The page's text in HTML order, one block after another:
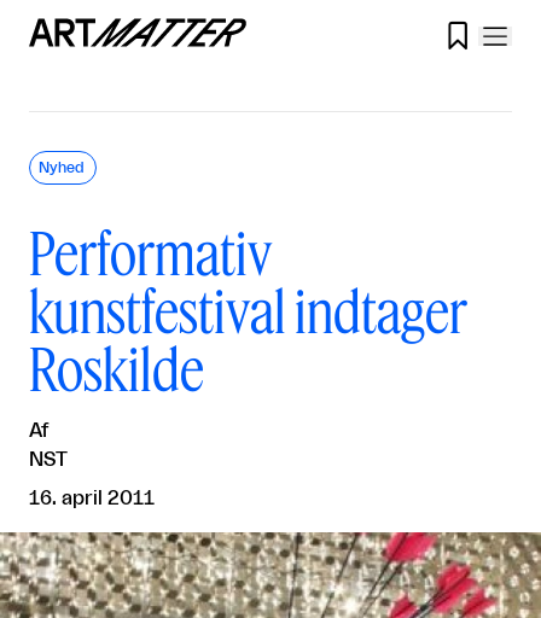

Performativ
kunstfestival indtager
Roskilde
Af
NST
16. april 2011
Nyhed